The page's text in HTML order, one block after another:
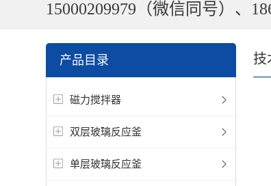
15000209979（微信同号）、
产品目录
磁力搅拌器
双层玻璃反应釜
单层玻璃反应釜
技